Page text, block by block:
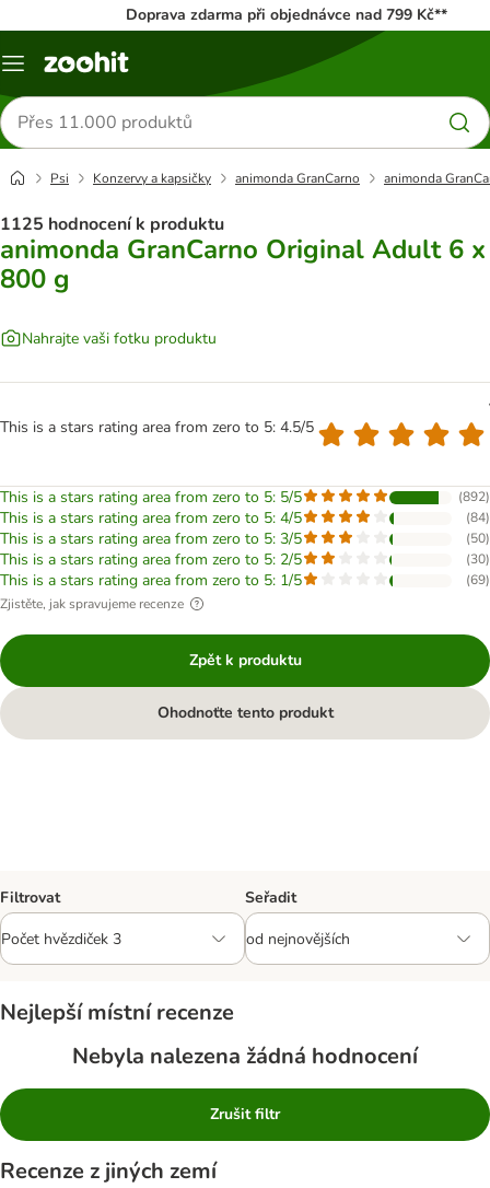
Doprava zdarma při objednávce nad 799 Kč**
Menu
Hledat
produkty
Psi Konzervy a kapsičky animonda GranCarno animonda
1125 hodnocení k produktu
animonda GranCarno Original Adult 6 x
800 g
Nahrajte vaši fotku produktu
This is a stars rating area from zero to 5: 4.5/5
This is a stars rating area from zero to 5: 5/5 (892)
This is a stars rating area from zero to 5: 4/5 (84)
This is a stars rating area from zero to 5: 3/5 (50)
This is a stars rating area from zero to 5: 2/5 (30)
This is a stars rating area from zero to 5: 1/5 (69)
Zjistěte, jak spravujeme recenze
Zpět k produktu
Ohodnoťte tento produkt
Filtrovat Seřadit
Nejlepší místní recenze
Nebyla nalezena žádná hodnocení
Zrušit filtr
Recenze z jiných zemí